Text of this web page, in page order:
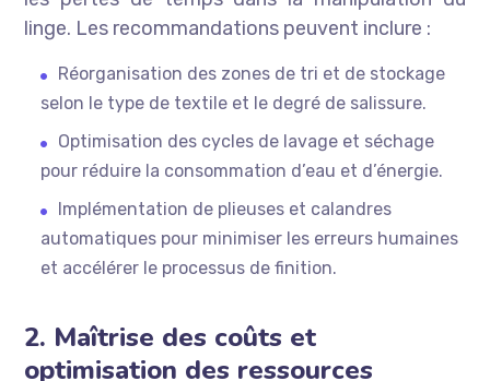
linge. Les recommandations peuvent inclure :
Réorganisation des zones de tri et de stockage
selon le type de textile et le degré de salissure.
Optimisation des cycles de lavage et séchage
pour réduire la consommation d’eau et d’énergie.
Implémentation de plieuses et calandres
automatiques pour minimiser les erreurs humaines
et accélérer le processus de finition.
2. Maîtrise des coûts et
optimisation des ressources